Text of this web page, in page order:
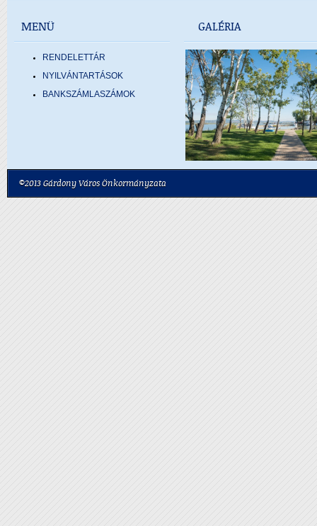
MENÜ
RENDELETTÁR
NYILVÁNTARTÁSOK
BANKSZÁMLASZÁMOK
GALÉRIA
©2013 Gárdony Város Önkormányzata